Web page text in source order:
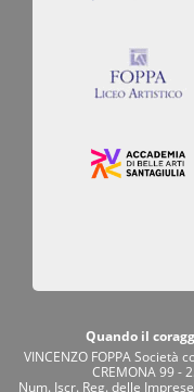
Quando il
VINCENZO FOPPA Società
CREMONA 99 -
Num. Iscr. Reg. delle